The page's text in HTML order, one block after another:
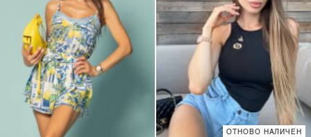
ОТНОВО НАЛИЧЕН